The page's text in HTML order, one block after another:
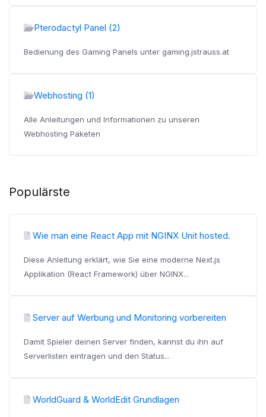
Pterodactyl Panel (2)
Bedienung des Gaming Panels unter gaming.jstrauss.at
Webhosting (1)
Alle Anleitungen und Informationen zu unseren
Webhosting Paketen
Populärste
Wie man eine React App mit NGINX Unit hosted.
Diese Anleitung erklärt, wie Sie eine moderne Next.js
Applikation (React Framework) über NGINX...
Server auf Werbung und Monitoring vorbereiten
Damit Spieler deinen Server finden, kannst du ihn auf
Serverlisten eintragen und den Status...
WorldGuard & WorldEdit Grundlagen